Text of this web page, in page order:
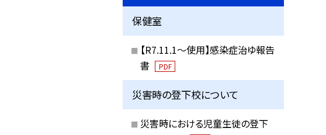
保健室
【R7.11.1～使用】感染症治ゆ報告
書
PDF
災害時の登下校について
災害時における児童生徒の登下